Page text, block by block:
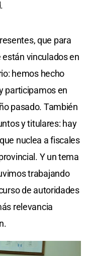
que para
vinculados en
hemos hecho
participamos en
pasado. También
y titulares: hay
nuclea a fiscales
Y un tema
trabajando
de autoridades
relevancia